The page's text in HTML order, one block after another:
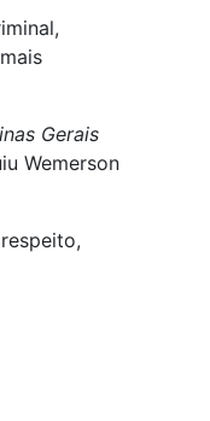
Gerais
Wemerson